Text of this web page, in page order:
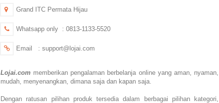
Grand ITC Permata Hijau
Whatsapp only : 0813-1133-5520
Email : support@lojai.com
Lojai.com memberikan pengalaman berbelanja online yang aman, nyaman,
mudah, menyenangkan, dimana saja dan kapan saja.
Dengan ratusan pilihan produk tersedia dalam berbagai pilihan kategori,